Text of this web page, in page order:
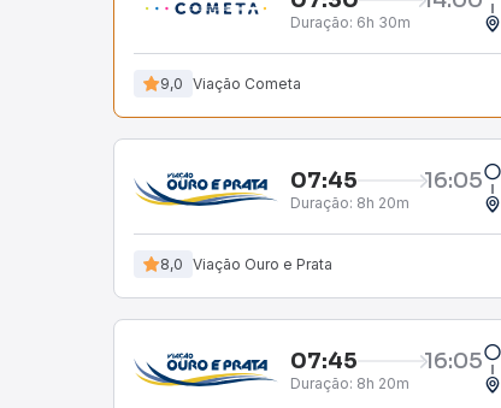
Duração: 6h 30m
9,0 Viação Cometa
07:45 16:05
Duração: 8h 20m
8,0 Viação Ouro e Prata
07:45 16:05
Duração: 8h 20m